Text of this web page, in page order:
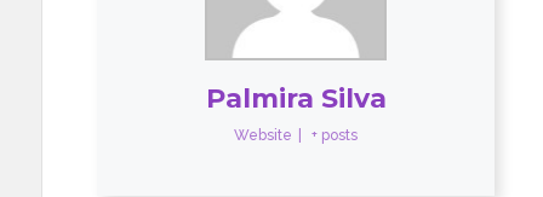
Palmira Silva
Website + posts